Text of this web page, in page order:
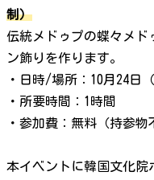
制）
伝統メドゥプの蝶々メド
ン飾りを作ります。
・日時/場所：10月24
・所要時間：1時間
・参加費：無料（持参物
本イベントに韓国文化院